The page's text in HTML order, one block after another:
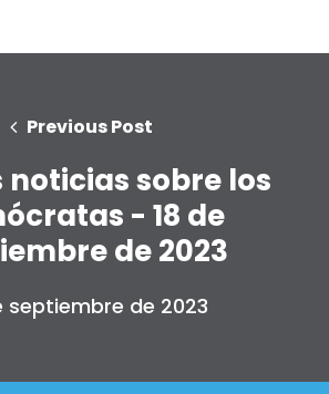
Previous Post
noticias sobre los
- 18 de
de 2023
septiembre de 2023